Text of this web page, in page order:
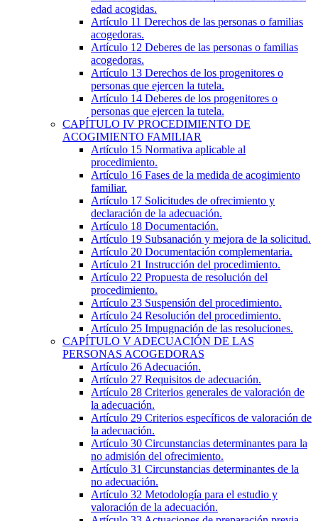
edad acogidas.
Artículo 11 Derechos de las personas o familias
acogedoras.
Artículo 12 Deberes de las personas o familias
acogedoras.
Artículo 13 Derechos de los progenitores o
personas que ejercen la tutela.
Artículo 14 Deberes de los progenitores o
personas que ejercen la tutela.
CAPÍTULO IV PROCEDIMIENTO DE
ACOGIMIENTO FAMILIAR
Artículo 15 Normativa aplicable al
procedimiento.
Artículo 16 Fases de la medida de acogimiento
familiar.
Artículo 17 Solicitudes de ofrecimiento y
declaración de la adecuación.
Artículo 18 Documentación.
Artículo 19 Subsanación y mejora de la solicitud.
Artículo 20 Documentación complementaria.
Artículo 21 Instrucción del procedimiento.
Artículo 22 Propuesta de resolución del
procedimiento.
Artículo 23 Suspensión del procedimiento.
Artículo 24 Resolución del procedimiento.
Artículo 25 Impugnación de las resoluciones.
CAPÍTULO V ADECUACIÓN DE LAS
PERSONAS ACOGEDORAS
Artículo 26 Adecuación.
Artículo 27 Requisitos de adecuación.
Artículo 28 Criterios generales de valoración de
la adecuación.
Artículo 29 Criterios específicos de valoración de
la adecuación.
Artículo 30 Circunstancias determinantes para la
no admisión del ofrecimiento.
Artículo 31 Circunstancias determinantes de la
no adecuación.
Artículo 32 Metodología para el estudio y
valoración de la adecuación.